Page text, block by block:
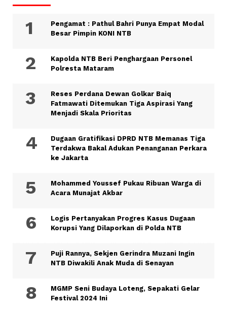
Pengamat : Pathul Bahri Punya Empat Modal
Besar Pimpin KONI NTB
Kapolda NTB Beri Penghargaan Personel
Polresta Mataram
Reses Perdana Dewan Golkar Baiq
Fatmawati Ditemukan Tiga Aspirasi Yang
Menjadi Skala Prioritas
Dugaan Gratifikasi DPRD NTB Memanas Tiga
Terdakwa Bakal Adukan Penanganan Perkara
ke Jakarta
Mohammed Youssef Pukau Ribuan Warga di
Acara Munajat Akbar
Logis Pertanyakan Progres Kasus Dugaan
Korupsi Yang Dilaporkan di Polda NTB
Puji Rannya, Sekjen Gerindra Muzani Ingin
NTB Diwakili Anak Muda di Senayan
MGMP Seni Budaya Loteng, Sepakati Gelar
Festival 2024 Ini